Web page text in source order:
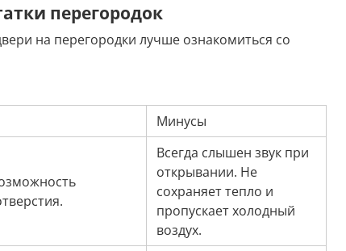
перегородок
на перегородки лучше ознакомиться со
Минусы
Всегда слышен звук при
открывании. Не
сохраняет тепло и
пропускает холодный
воздух.